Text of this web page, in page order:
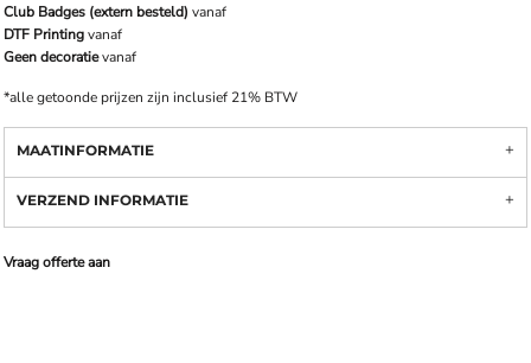
Club Badges (extern besteld) vanaf
DTF Printingvanaf
Geen decoratievanaf
*alle getoonde prijzen zijn inclusief 21% BTW
MAATINFORMATIE
VERZEND INFORMATIE
Vraag offerte aan